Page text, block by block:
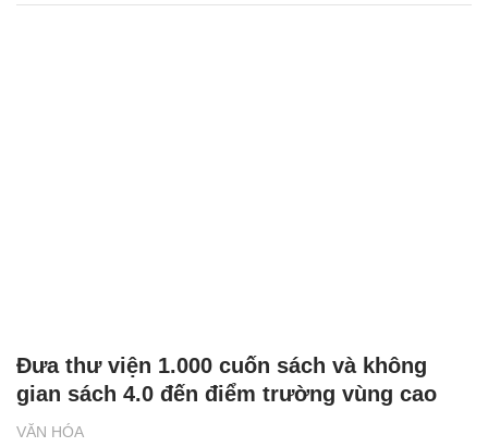
VĂN HÓA
Đưa thư viện 1.000 cuốn sách và không
gian sách 4.0 đến điểm trường vùng cao